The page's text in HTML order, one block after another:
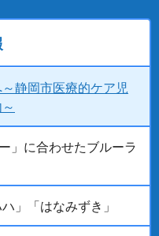
静岡市医療的ケア児
」に合わせたブルーラ
」「はなみずき」